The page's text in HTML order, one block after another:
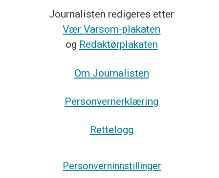
Journalisten redigeres etter
Vær Varsom-plakaten
og Redaktørplakaten
Om Journalisten
Personvernerklæring
Rettelogg
Personverninnstillinger